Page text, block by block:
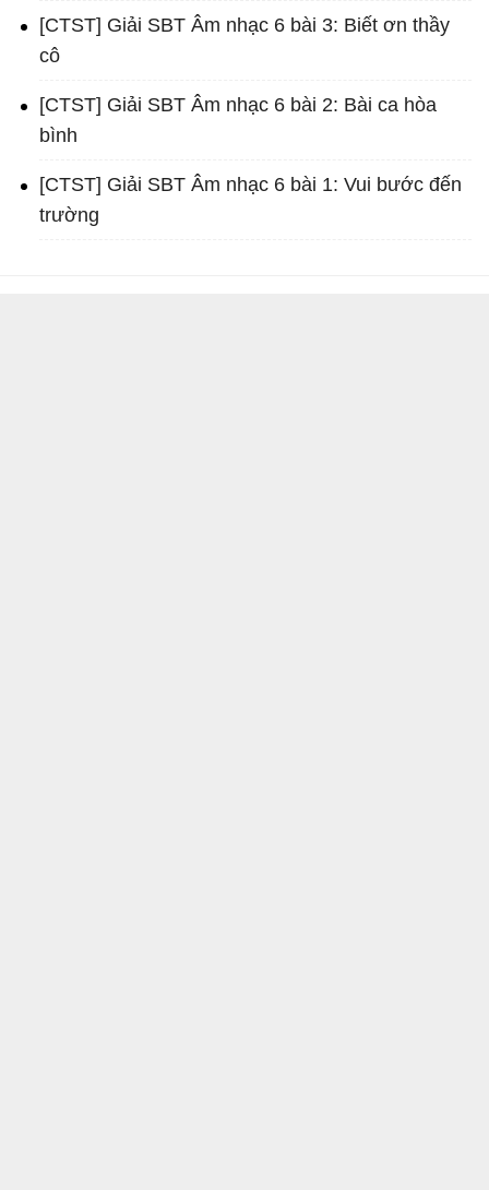
[CTST] Giải SBT Âm nhạc 6 bài 3: Biết ơn thầy
cô
[CTST] Giải SBT Âm nhạc 6 bài 2: Bài ca hòa
bình
[CTST] Giải SBT Âm nhạc 6 bài 1: Vui bước đến
trường